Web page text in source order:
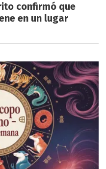
confirmó que
en un lugar